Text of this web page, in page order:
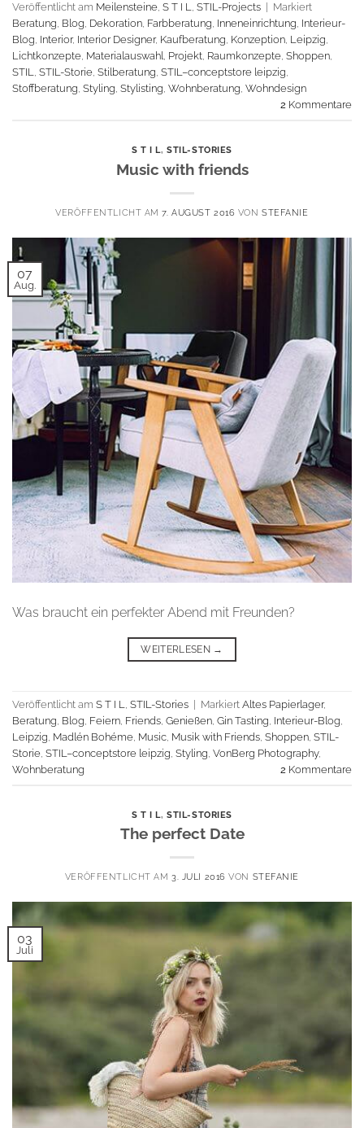
Veröffentlicht am Meilensteine, S T I L, STIL-Projects
Markiert
Beratung, Blog, Dekoration, Farbberatung, Inneneinrichtung, Interieur-
Blog, Interior, Interior Designer, Kaufberatung, Konzeption, Leipzig,
Lichtkonzepte, Materialauswahl, Projekt, Raumkonzepte, Shoppen,
STIL, STIL-Storie, Stilberatung, STIL–conceptstore leipzig,
Stoffberatung, Styling, Stylisting, Wohnberatung, Wohndesign
2 Kommentare
S T I L,STIL-STORIES
Music with friends
VERÖFFENTLICHT AM7. AUGUST 2016 VONSTEFANIE
07
Aug.
Was braucht ein perfekter Abend mit Freunden?
WEITERLESEN →
Veröffentlicht am S T I L, STIL-Stories Markiert Altes Papierlager,
Beratung, Blog, Feiern, Friends, Genießen, Gin Tasting, Interieur-Blog,
Leipzig, Madlén Bohéme, Music, Musik with Friends, Shoppen, STIL-
Storie, STIL–conceptstore leipzig, Styling, VonBerg Photography,
Wohnberatung
2 Kommentare
S T I L,STIL-STORIES
The perfect Date
VERÖFFENTLICHT AM3. JULI 2016 VON STEFANIE
03
Juli